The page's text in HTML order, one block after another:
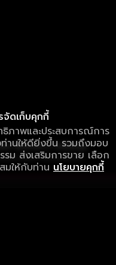
จัดเก็บคุกกี้
ธิภาพและประสบการณ์การ
ท่านให้ดียิ่งขึ้น รวมถึงมอบ
ม ส่งเสริมการขาย เลือก
มให้กับท่าน นโยบายคุกกี้
อป ลื่นไหลกว่า ไม่มีสะดุด
ดแอปเพื่อการรับชมที่ดีกว่า